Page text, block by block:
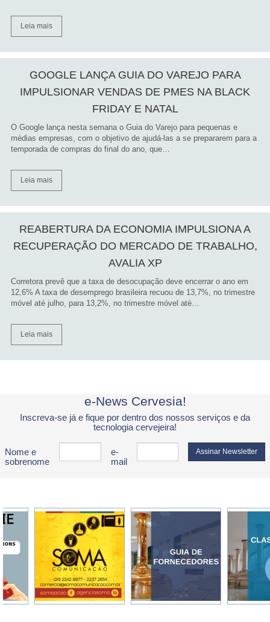
Leia mais
GOOGLE LANÇA GUIA DO VAREJO PARA
IMPULSIONAR VENDAS DE PMES NA BLACK
FRIDAY E NATAL
O Google lança nesta semana o Guia do Varejo para pequenas e
médias empresas, com o objetivo de ajudá-las a se prepararem para a
temporada de compras do final do ano, que…
Leia mais
REABERTURA DA ECONOMIA IMPULSIONA A
RECUPERAÇÃO DO MERCADO DE TRABALHO,
AVALIA XP
Corretora prevê que a taxa de desocupação deve encerrar o ano em
12,6% A taxa de desemprego brasileira recuou de 13,7%, no trimestre
móvel até julho, para 13,2%, no trimestre móvel até…
Leia mais
e-News Cervesia!
Inscreva-se já e fique por dentro dos nossos serviços e da
tecnologia cervejeira!
Nome e
sobrenome
e-
mail